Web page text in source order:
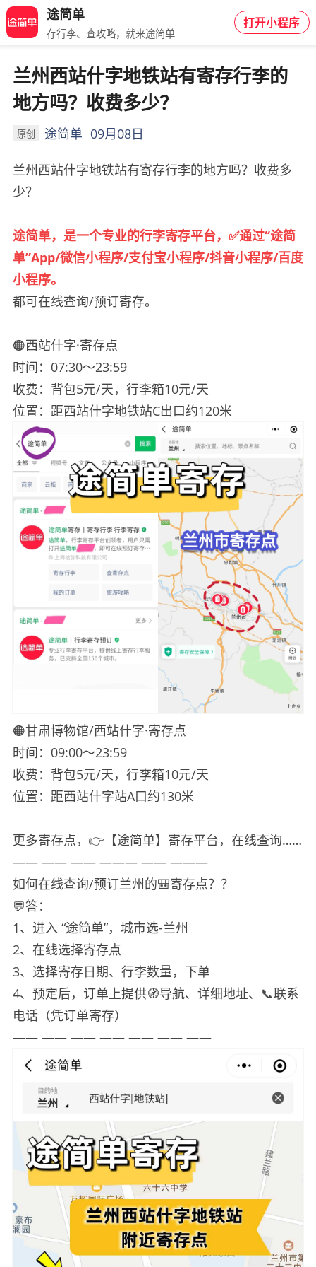
途简单
存行李、查攻略，就来途简单
打开小程序
兰州西站什字地铁站有寄存行李的
地方吗？收费多少？
原创 途简单 09月08日
兰州西站什字地铁站有寄存行李的地方吗？收费多
少？
途简单，是一个专业的行李寄存平台， ✅通过“途简
单”App/微信小程序/支付宝小程序/抖音小程序/百度
小程序。
都可在线查询/预订寄存。️
🟠西站什字·寄存点
时间：07:30～23:59
收费：背包5元/天，行李箱10元/天
位置：距西站什字地铁站C出口约120米
🟠甘肃博物馆/西站什字·寄存点
时间：09:00～23:59
收费：背包5元/天，行李箱10元/天
位置：距西站什字站A口约130米
更多寄存点，👉【途简单】寄存平台，在线查询……
—— —— —— ——— —— ———
如何在线查询/预订兰州的🎒寄存点？？
💬答：
1、进入 “途简单”，城市选-兰州
2、在线选择寄存点
3、选择寄存日期、行李数量，下单
4、预定后，订单上提供🧭导航、详细地址、📞联系
电话（凭订单寄存）
—— —— —— —— —— —— ——